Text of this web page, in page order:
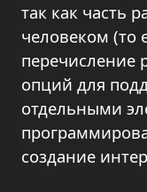
так как часть
человеком (то
перечисление
опций для
отдельными
создание